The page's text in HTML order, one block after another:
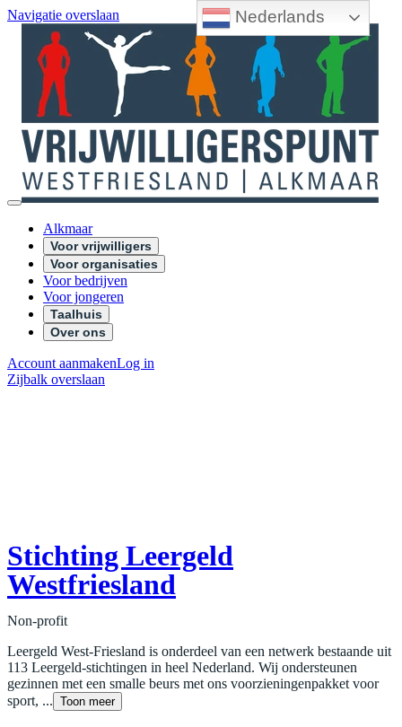
Nederlands
Navigatie overslaan
Alkmaar
Voor vrijwilligers
Voor organisaties
Voor bedrijven
Voor jongeren
Taalhuis
Over ons
Account aanmakenLog in
Zijbalk overslaan
Stichting Leergeld
Westfriesland
Non-profit
Leergeld West-Friesland is onderdeel van een netwerk bestaande uit
113 Leergeld-stichtingen in heel Nederland. Wij ondersteunen
gezinnen met een smalle beurs met ons voorzieningenpakket voor
sport, ... Toon meer